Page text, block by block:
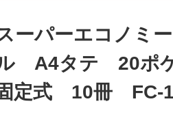
パーエコノミ
ル A4タテ 20ポ
定式 10冊 FC-